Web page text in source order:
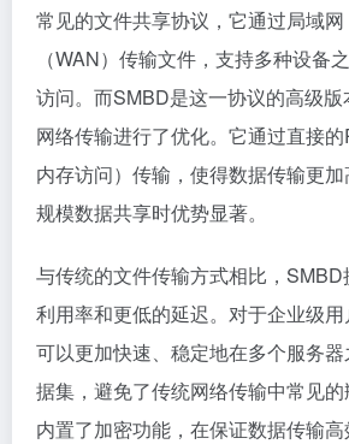
常见的文件共享协议，它通过局域
（WAN）传输文件，支持多种设备
访问。而SMBD是这一协议的高级
网络传输进行了优化。它通过直接
内存访问）传输，使得数据传输更
规模数据共享时优势显著。
与传统的文件传输方式相比，
利用率和更低的延迟。对于企业级
可以更加快速、稳定地在多个服务
据集，避免了传统网络传输中常见
内置了加密功能，在保证数据传输